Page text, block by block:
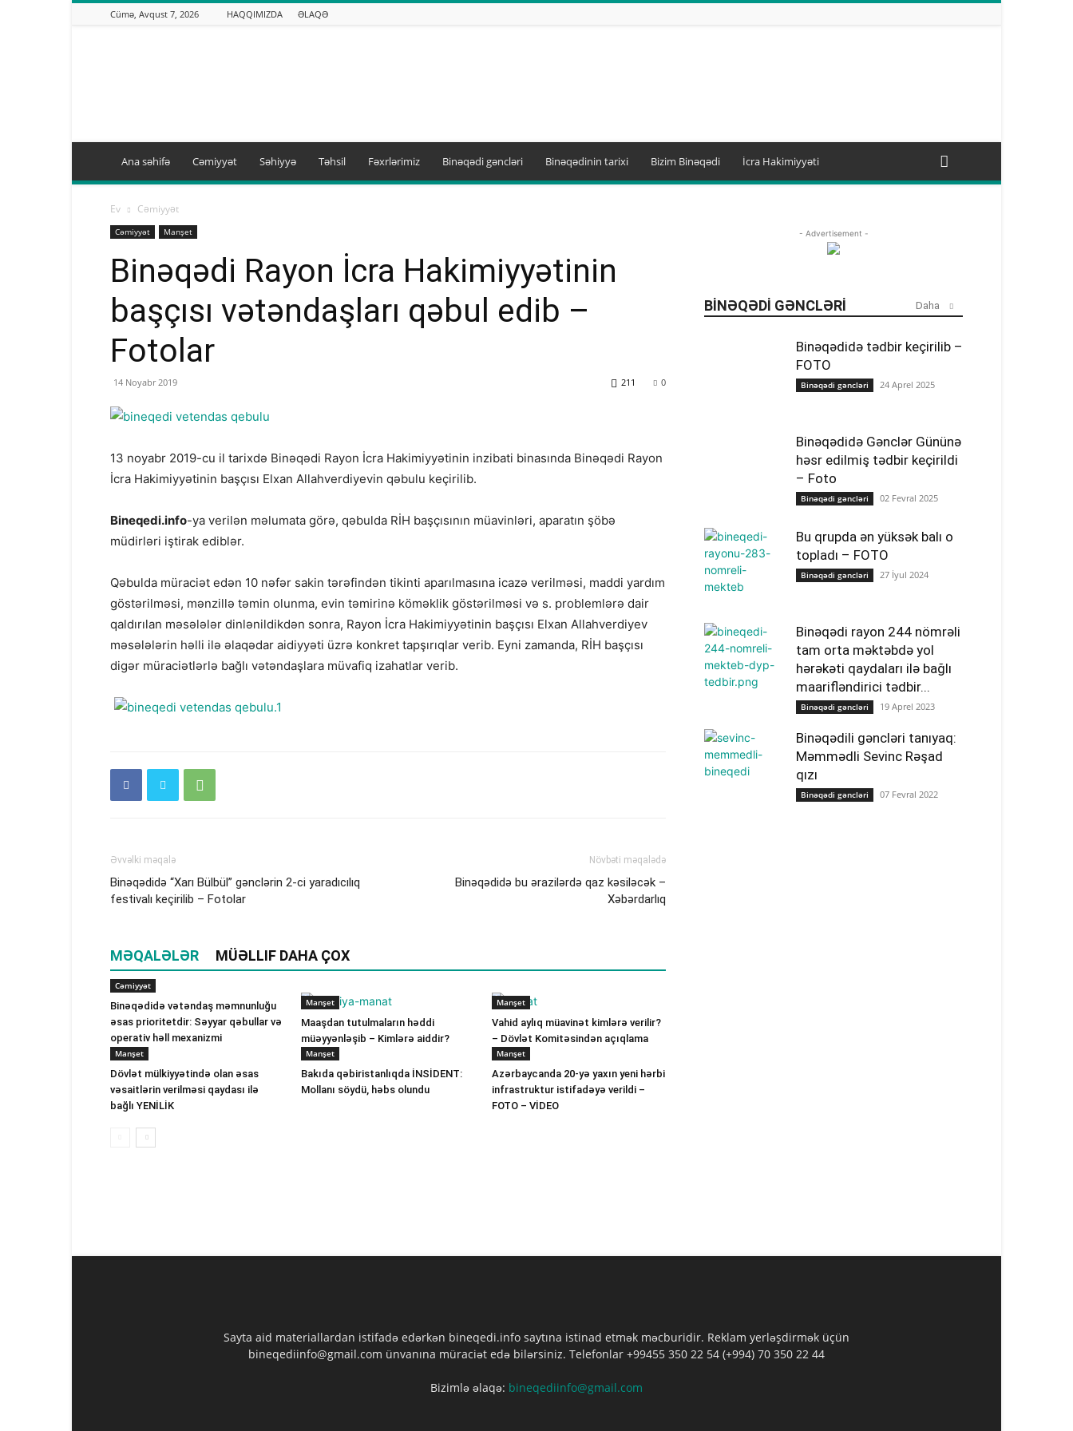
Cümə, Avqust 7, 2026 HAQQIMIZDA ƏLAQƏ
Ana səhifə Cəmiyyət Səhiyyə Təhsil Fəxrlərimiz Binəqədi gəncləri Binəqədinin tarixi Bizim Binəqədi İcra Hakimiyyəti
Ev Cəmiyyət
Cəmiyyət Manşet
Binəqədi Rayon İcra Hakimiyyətinin
başçısı vətəndaşları qəbul edib –
Fotolar
14 Noyabr 2019 0
211
13 noyabr 2019-cu il tarixdə Binəqədi Rayon İcra Hakimiyyətinin inzibati binasında Binəqədi Rayon
İcra Hakimiyyətinin başçısı Elxan Allahverdiyevin qəbulu keçirilib.
Bineqedi.info-ya verilən məlumata görə, qəbulda RİH başçısının müavinləri, aparatın şöbə
müdirləri iştirak ediblər.
Qəbulda müraciət edən 10 nəfər sakin tərəfindən tikinti aparılmasına icazə verilməsi, maddi yardım
göstərilməsi, mənzillə təmin olunma, evin təmirinə köməklik göstərilməsi və s. problemlərə dair
qaldırılan məsələlər dinlənildikdən sonra, Rayon İcra Hakimiyyətinin başçısı Elxan Allahverdiyev
məsələlərin həlli ilə əlaqədar aidiyyəti üzrə konkret tapşırıqlar verib. Eyni zamanda, RİH başçısı
digər müraciətlərlə bağlı vətəndaşlara müvafiq izahatlar verib.
Əvvəlki məqalə
Binəqədidə “Xarı Bülbül” gənclərin 2-ci yaradıcılıq
festivalı keçirilib – Fotolar
Növbəti məqalədə
Binəqədidə bu ərazilərdə qaz kəsiləcək –
Xəbərdarlıq
MƏQALƏLƏR MÜƏLLIF DAHA ÇOX
Cəmiyyət
Binəqədidə vətəndaş məmnunluğu
əsas prioritetdir: Səyyar qəbullar və
operativ həll mexanizmi
Manşet
Maaşdan tutulmaların həddi
müəyyənləşib – Kimlərə aiddir?
Manşet
Vahid aylıq müavinət kimlərə verilir?
– Dövlət Komitəsindən açıqlama
Manşet
Dövlət mülkiyyətində olan əsas
vəsaitlərin verilməsi qaydası ilə
bağlı YENİLİK
Manşet
Bakıda qəbiristanlıqda İNSİDENT:
Mollanı söydü, həbs olundu
Manşet
Azərbaycanda 20-yə yaxın yeni hərbi
infrastruktur istifadəyə verildi –
FOTO – VİDEO
- Advertisement -
BINƏQƏDI GƏNCLƏRI Daha
Binəqədidə tədbir keçirilib –
FOTO
Binəqədi gəncləri 24 Aprel 2025
Binəqədidə Gənclər Gününə
həsr edilmiş tədbir keçirildi
– Foto
Binəqədi gəncləri 02 Fevral 2025
Bu qrupda ən yüksək balı o
topladı – FOTO
Binəqədi gəncləri 27 İyul 2024
Binəqədi rayon 244 nömrəli
tam orta məktəbdə yol
hərəkəti qaydaları ilə bağlı
maarifləndirici tədbir...
Binəqədi gəncləri 19 Aprel 2023
Binəqədili gəncləri tanıyaq:
Məmmədli Sevinc Rəşad
qızı
Binəqədi gəncləri 07 Fevral 2022
Sayta aid materiallardan istifadə edərkən bineqedi.info saytına istinad etmək məcburidir. Reklam yerləşdirmək üçün
bineqediinfo@gmail.com ünvanına müraciət edə bilərsiniz. Telefonlar +99455 350 22 54 (+994) 70 350 22 44
Bizimlə əlaqə: bineqediinfo@gmail.com